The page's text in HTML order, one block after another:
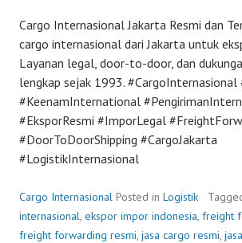
Cargo Internasional Jakarta Resmi dan
cargo internasional dari Jakarta untuk
Layanan legal, door-to-door, dan
lengkap sejak 1993. #CargoInternasional
#KeenamInternational
#EksporResmi #ImporLegal
#DoorToDoorShipping #CargoJakarta
#LogistikInternasional
Cargo Internasional Posted in Logistik
internasional, ekspor impor indonesia, freight
freight forwarding resmi, jasa cargo resmi,